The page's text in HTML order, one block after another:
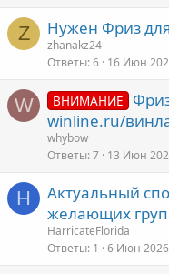
Z Нужен Фриз
zhanakz24
Ответы 6 16 Июн
W ВНИМАНИЕ
winline.ru/
whybow
Ответы 7 13 Июн
H
Актуальный
желающих
HarricateFlorida
Ответы 1 6 Июн 2026